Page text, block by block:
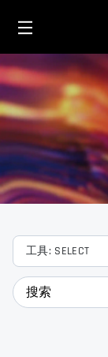
工具: SELECT
search